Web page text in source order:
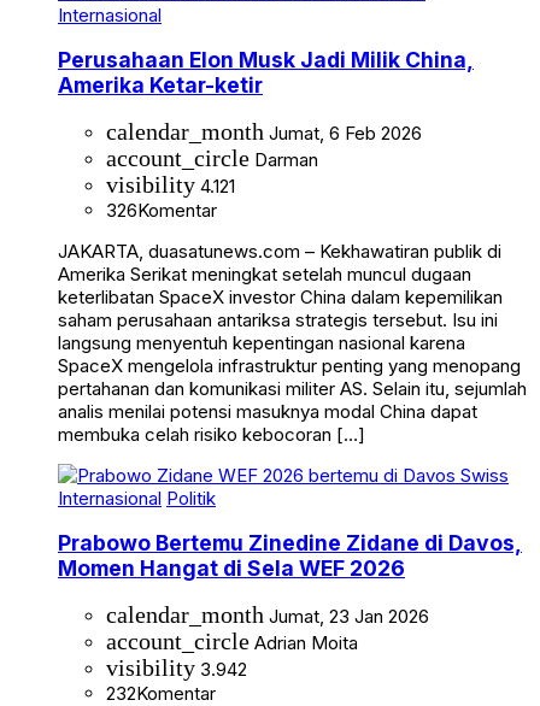
Internasional
Perusahaan Elon Musk Jadi Milik China,
Amerika Ketar-ketir
calendar_month Jumat, 6 Feb 2026
account_circle Darman
visibility 4.121
326Komentar
JAKARTA, duasatunews.com – Kekhawatiran publik di
Amerika Serikat meningkat setelah muncul dugaan
keterlibatan SpaceX investor China dalam kepemilikan
saham perusahaan antariksa strategis tersebut. Isu ini
langsung menyentuh kepentingan nasional karena
SpaceX mengelola infrastruktur penting yang menopang
pertahanan dan komunikasi militer AS. Selain itu, sejumlah
analis menilai potensi masuknya modal China dapat
membuka celah risiko kebocoran […]
Internasional Politik
Prabowo Bertemu Zinedine Zidane di Davos,
Momen Hangat di Sela WEF 2026
calendar_month Jumat, 23 Jan 2026
account_circle Adrian Moita
visibility 3.942
232Komentar